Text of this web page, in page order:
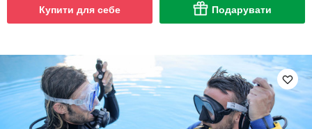
Купити для себе Подарувати